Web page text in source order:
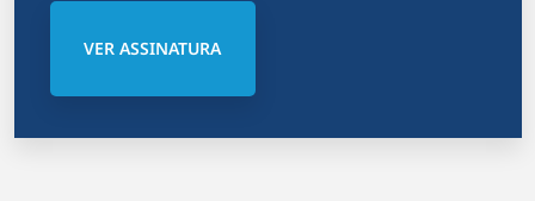
VER ASSINATURA